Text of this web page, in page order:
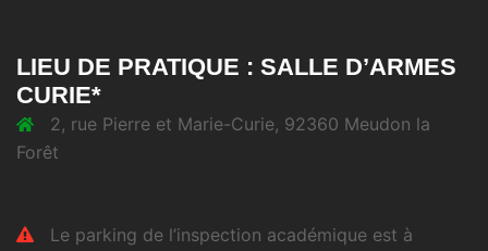
LIEU DE PRATIQUE : SALLE D’ARMES
CURIE*
2, rue Pierre et Marie-Curie, 92360 Meudon la
Forêt
Le parking de l’inspection académique est à